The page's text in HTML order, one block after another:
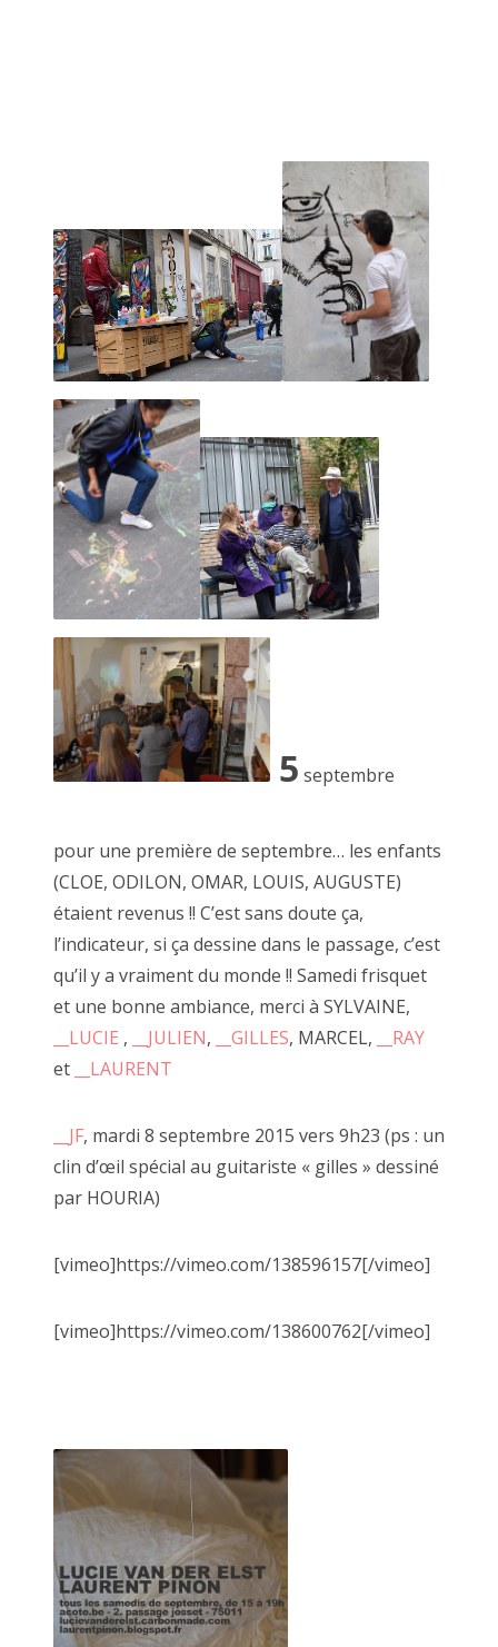
5 septembre
pour une première de septembre… les enfants
(CLOE, ODILON, OMAR, LOUIS, AUGUSTE)
étaient revenus !! C’est sans doute ça,
l’indicateur, si ça dessine dans le passage, c’est
qu’il y a vraiment du monde !! Samedi frisquet
et une bonne ambiance, merci à SYLVAINE,
__LUCIE , __JULIEN, __GILLES, MARCEL,
__RAY
et
__LAURENT
__JF, mardi 8 septembre 2015 vers 9h23 (ps : un
clin d’œil spécial au guitariste « gilles » dessiné
par HOURIA)
[vimeo]https://vimeo.com/138596157[/vimeo]
[vimeo]https://vimeo.com/138600762[/vimeo]
De nombreuses âmes se sont emerveillées à venir jouer. J'en
tire dailleurs un certain plaisir
et mon expérience est sûrement celle que je connais le
mieux.
Je pourrai ainsi expliquer à travers des exemples concrets et
mon vécu un déroulé le plus proche d'une réalité.
La mienne.
Loin de me considérer comme un artiste, si ce n'est que la
version familière ".6" de "bon à rien, fantaisiste"
Le dictionnaire
Il m'a suffi d'un passage un jour d'automne alors que je
venais d'emménager pour capter l'énergie bienveillante et la
J'ai d'abord participé aux perfomances que JF nous invite à
faire.
Je suis ensuite venu déguster quelques heures. Simplement
argentiques réalisé à l'agrandisseur en NB.